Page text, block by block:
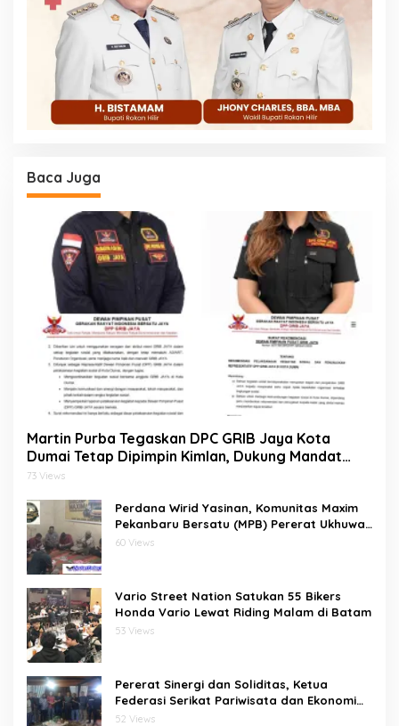
Baca Juga
Martin Purba Tegaskan DPC GRIB Jaya Kota
Dumai Tetap Dipimpin Kimlan, Dukung Mandat
DPP kepada Agus Tera Jalankan Kegiatan Sosial
73 Views
Perdana Wirid Yasinan, Komunitas Maxim
Pekanbaru Bersatu (MPB) Pererat Ukhuwah
dan Doa Bersama di Sekretariat
60 Views
Vario Street Nation Satukan 55 Bikers
Honda Vario Lewat Riding Malam di Batam
53 Views
Pererat Sinergi dan Soliditas, Ketua
Federasi Serikat Pariwisata dan Ekonomi
Kreatif Gelar Silaturahmi Bersama
52 Views